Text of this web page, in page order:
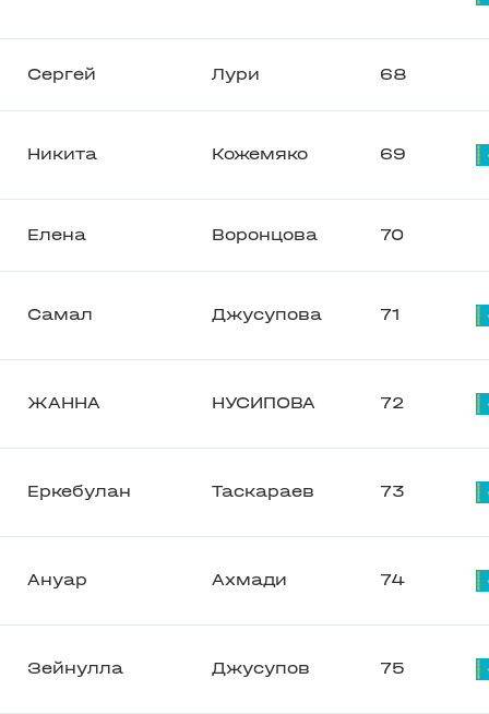
Сергей Лури 68
Никита Кожемяко 69
Елена Воронцова 70
Самал Джусупова 71
ЖАННА НУСИПОВА 72
Еркебулан Таскараев 73
Ануар Ахмади 74
Зейнулла Джусупов 75